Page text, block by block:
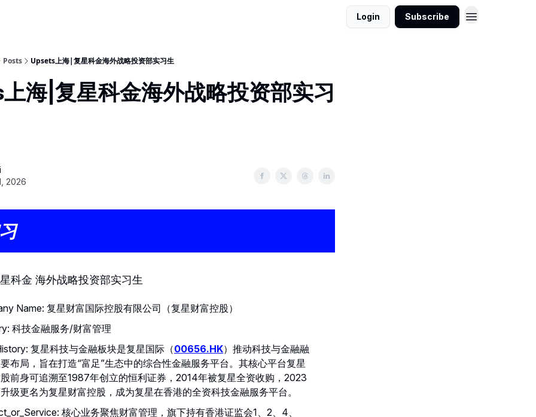
Login Subscribe
Posts Upsets上海|复星科金海外战略投资部实习生
海|复星科金海外战略投资部实习
2026
科金 海外战略投资部实习生
Name: 复星财富国际控股有限公司（复星财富控股）
科技金融服务/财富管理
复星科技与金融板块是复星国际（00656.HK）推动科技与金融融
布局，旨在打造“富足”生态中的综合性金融服务平台。其核心平台复星
前身可追溯至1987年创立的恒利证券，2014年被复星全资收购，2023
级更名为复星财富控股，成为复星在香港的全资科技金融服务平台。
核心业务聚焦财富管理，旗下持有香港证监会1、2、4、